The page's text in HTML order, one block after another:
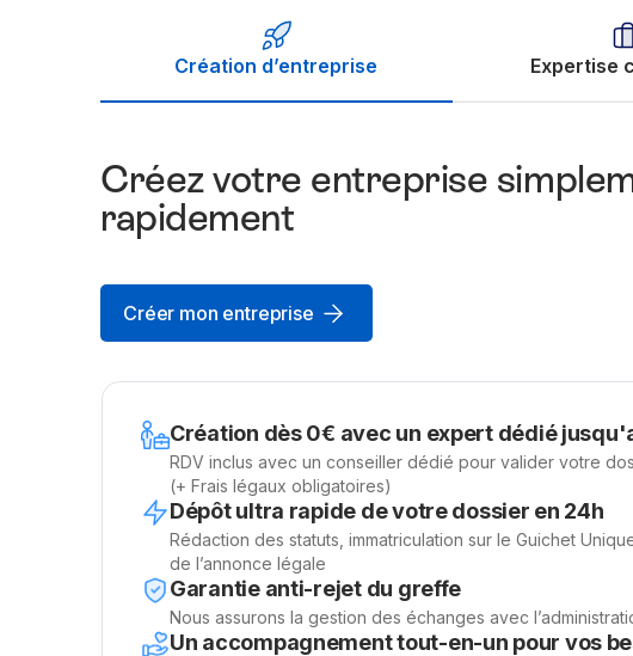
Création d’entreprise Expertise
Créez votre entreprise
rapidement
Créer mon entreprise
Création dès 0€ avec un expert dédié
RDV inclus avec un conseiller dédié pour valider votre
(+ Frais légaux obligatoires)
Dépôt ultra rapide de votre dossier en 24h
Rédaction des statuts, immatriculation sur le Guichet
de l’annonce légale
Garantie anti-rejet du greffe
Nous assurons la gestion des échanges avec
Un accompagnement tout-en-un pour vos